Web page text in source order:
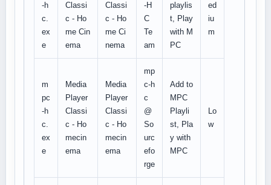
-h
c.
ex
e
Classi
c - Ho
me Cin
ema
Classi
c - Ho
me Ci
nema
-H
C
Te
am
playlis
t, Play
with M
PC
ed
iu
m
m
pc
-h
c.
ex
e
Media
Player
Classi
c - Ho
mecin
ema
Media
Player
Classi
c - Ho
mecin
ema
mp
c-h
c
@
So
urc
efo
rge
Add to
MPC
Playli
st, Pla
y with
MPC
Lo
w